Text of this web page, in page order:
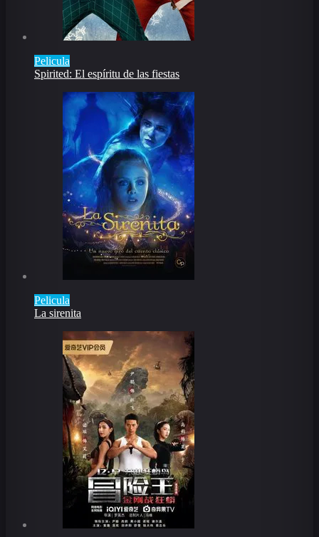
Pelicula
Spirited: El espíritu de las fiestas
Pelicula
La sirenita